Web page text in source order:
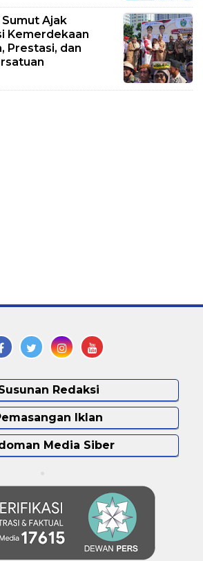
Ajak
Kemerdekaan
Prestasi, dan
Redaksi
Iklan
Media Siber